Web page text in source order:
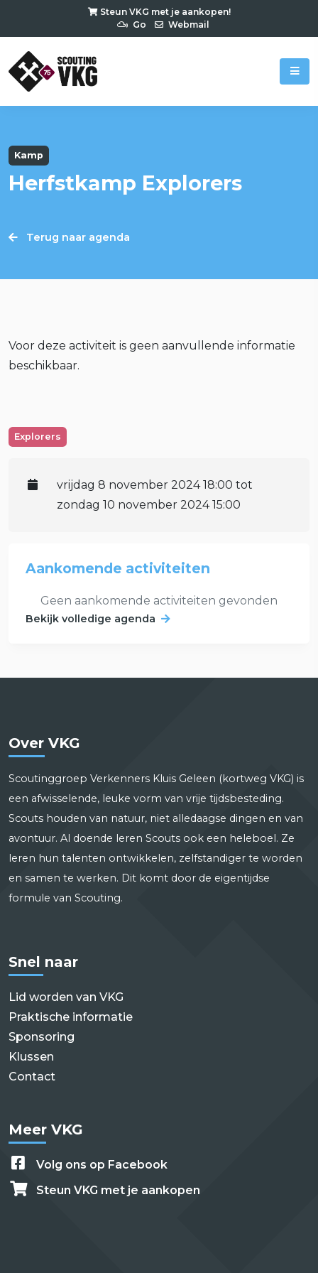
Steun VKG met je aankopen!
Go
Webmail
Kamp
Herfstkamp Explorers
Terug naar agenda
Voor deze activiteit is geen aanvullende informatie
beschikbaar.
Explorers
vrijdag 8 november 2024 18:00 tot
zondag 10 november 2024 15:00
Aankomende activiteiten
Geen aankomende activiteiten gevonden
Bekijk volledige agenda
Over VKG
Scoutinggroep Verkenners Kluis Geleen (kortweg VKG) is
een afwisselende, leuke vorm van vrije tijdsbesteding.
Scouts houden van natuur, niet alledaagse dingen en van
avontuur. Al doende leren Scouts ook een heleboel. Ze
leren hun talenten ontwikkelen, zelfstandiger te worden
en samen te werken. Dit komt door de eigentijdse
formule van Scouting.
Snel naar
Lid worden van VKG
Praktische informatie
Sponsoring
Klussen
Contact
Meer VKG
Volg ons op Facebook
Steun VKG met je aankopen